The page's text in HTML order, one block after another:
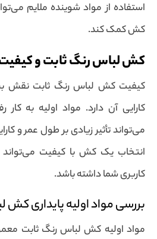
استفاده از مواد شوینده ملایم
کش کمک کند.
کش لباس رنگ ثابت و
کیفیت کش لباس رنگ ثابت نقش
کارایی آن دارد. مواد اولیه به
می‌تواند تأثیر زیادی بر طول عمر و
انتخاب یک کش با کیفیت می‌تواند
کاربری شما داشته باشد.
بررسی مواد اولیه پایداری کش
مواد اولیه کش لباس رنگ ثابت